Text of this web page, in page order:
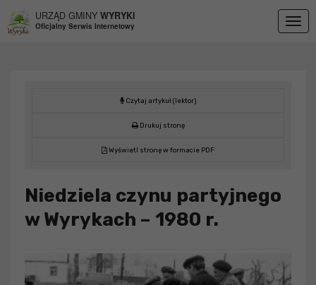
URZĄD GMINY WYRYKI
Oficjalny Serwis Internetowy
Czytaj artykuł (lektor)
Drukuj stronę
Wyświetl stronę w formacie PDF
Niedziela czynu partyjnego
w Wyrykach – 1980 r.